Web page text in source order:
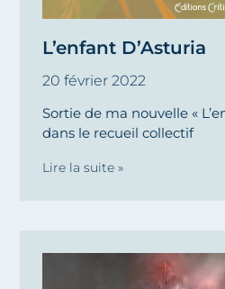
L’enfant D’Asturia
20 février 2022
Sortie de ma nouvelle «
dans le recueil collectif
Lire la suite »